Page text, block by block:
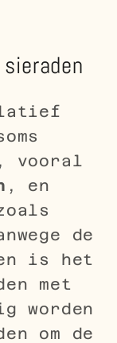
vooral
, en
de
is het
met
worden
om de